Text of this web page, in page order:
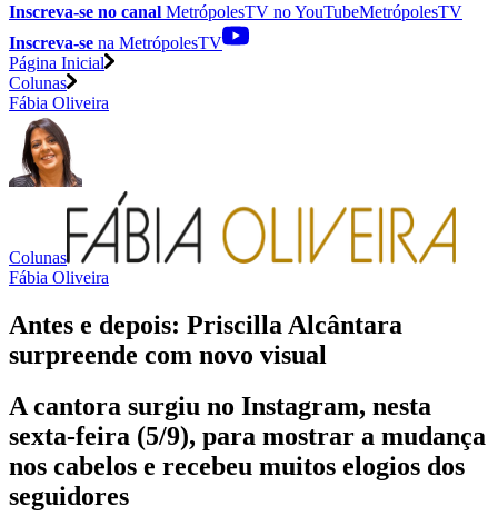
Inscreva-se no canal MetrópolesTV noYouTubeMetrópolesTV
Inscreva-se na MetrópolesTV
Página Inicial
Colunas
Fábia Oliveira
Colunas
Fábia Oliveira
Antes e depois: Priscilla Alcântara
surpreende com novo visual
A cantora surgiu no Instagram, nesta
sexta-feira (5/9), para mostrar a mudança
nos cabelos e recebeu muitos elogios dos
seguidores